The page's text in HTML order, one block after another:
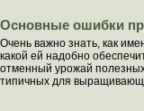
Основные ошибки
Очень важно знать, как
какой ей надобно
отменный урожай
типичных для